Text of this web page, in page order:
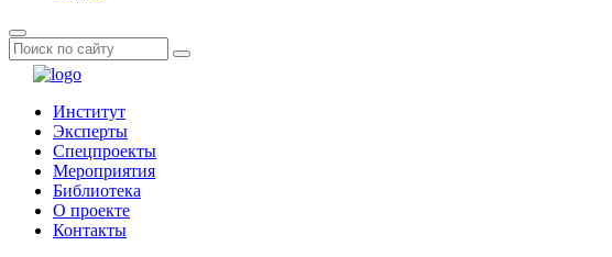
Институт
Эксперты
Спецпроекты
Мероприятия
Библиотека
О проекте
Контакты